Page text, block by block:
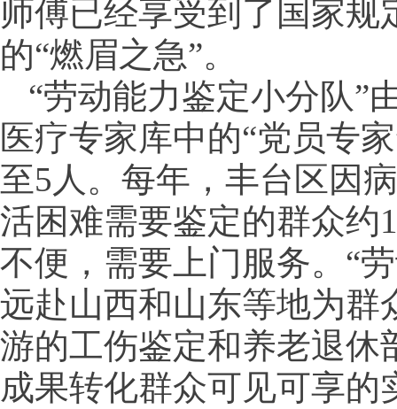
师傅已经享受到了国家
的“燃眉之急”。
“劳动能力鉴定小分队”
医疗专家库中的“党员专
至5人。每年，丰台区因
活困难需要鉴定的群众约
不便，需要上门服务。“
远赴山西和山东等地为群
游的工伤鉴定和养老退休
成果转化群众可见可享